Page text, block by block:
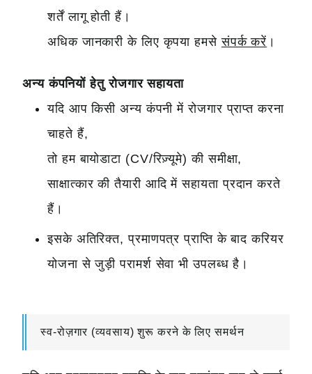
शर्तें लागू होती हैं।
अधिक जानकारी के लिए कृपया हमसेसंपर्क करें ।
अन्य कंपनियों हेतु रोजगार सहायता
यदि आप किसी अन्य कंपनी में रोजगार प्राप्त करना
चाहते हैं,
तो हम बायोडाटा (CV/रिज़्यूमे) की समीक्षा,
साक्षात्कार की तैयारी आदि में सहायता प्रदान करते
हैं।
इसके अतिरिक्त, प्रमाणपत्र प्राप्ति के बाद करियर
योजना से जुड़ी परामर्श सेवा भी उपलब्ध है।
स्व-रोज़गार (व्यवसाय) शुरू करने के लिए समर्थन